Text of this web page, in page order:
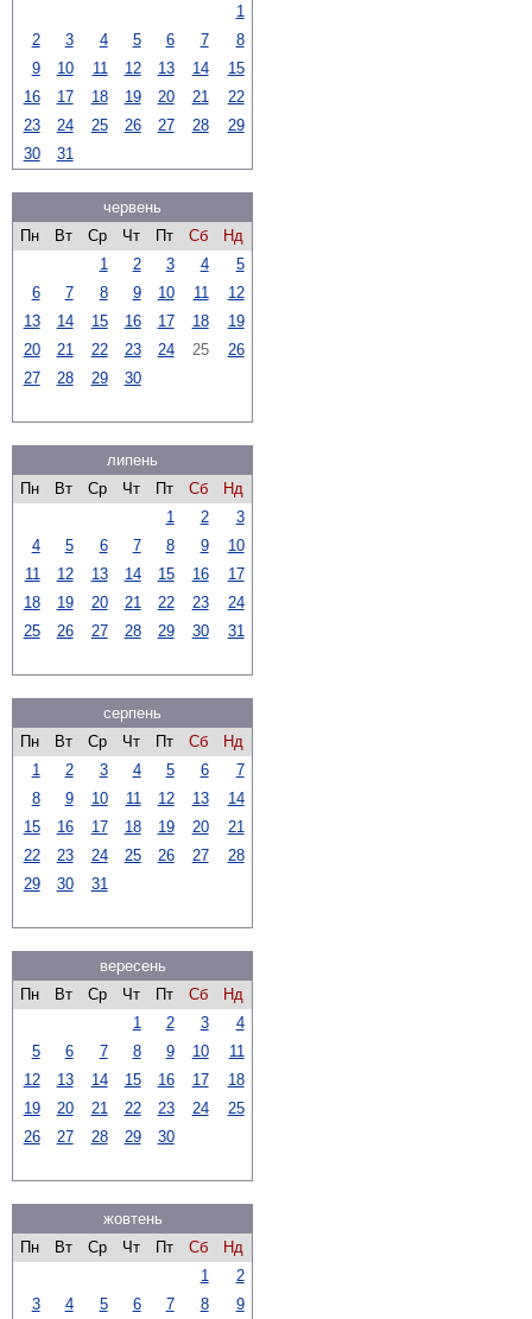
1
2
3 4 5 6 7
8
9
10 11 12 13 14
15
16
17 18 19 20 21
22
23
24 25 26 27 28
29
30
31
червень
Пн
Вт Ср Чт Пт Сб
Нд
1
2 3 4
5
6
7 8 9 10 11
12
13
14 15 16 17 18
19
20
21 22 23 24 25
26
27
28 29 30
липень
Пн
Вт Ср Чт Пт Сб
Нд
1
2
3
4
5 6 7 8 9
10
11
12 13 14 15 16
17
18
19 20 21 22 23
24
25
26 27 28 29 30 31
серпень
Пн
Вт Ср Чт Пт Сб
Нд
1
2 3 4 5 6
7
8
9 10 11 12 13
14
15
16 17 18 19 20
21
22
23 24 25 26 27
28
29
30 31
вересень
Пн
Вт Ср Чт Пт Сб
Нд
1
2 3
4
5
6 7 8 9 10
11
12
13 14 15 16 17
18
19
20 21 22 23 24
25
26
27 28 29 30
жовтень
Пн
Вт Ср Чт Пт Сб
Нд
1
2
3
4 5 6 7 8
9